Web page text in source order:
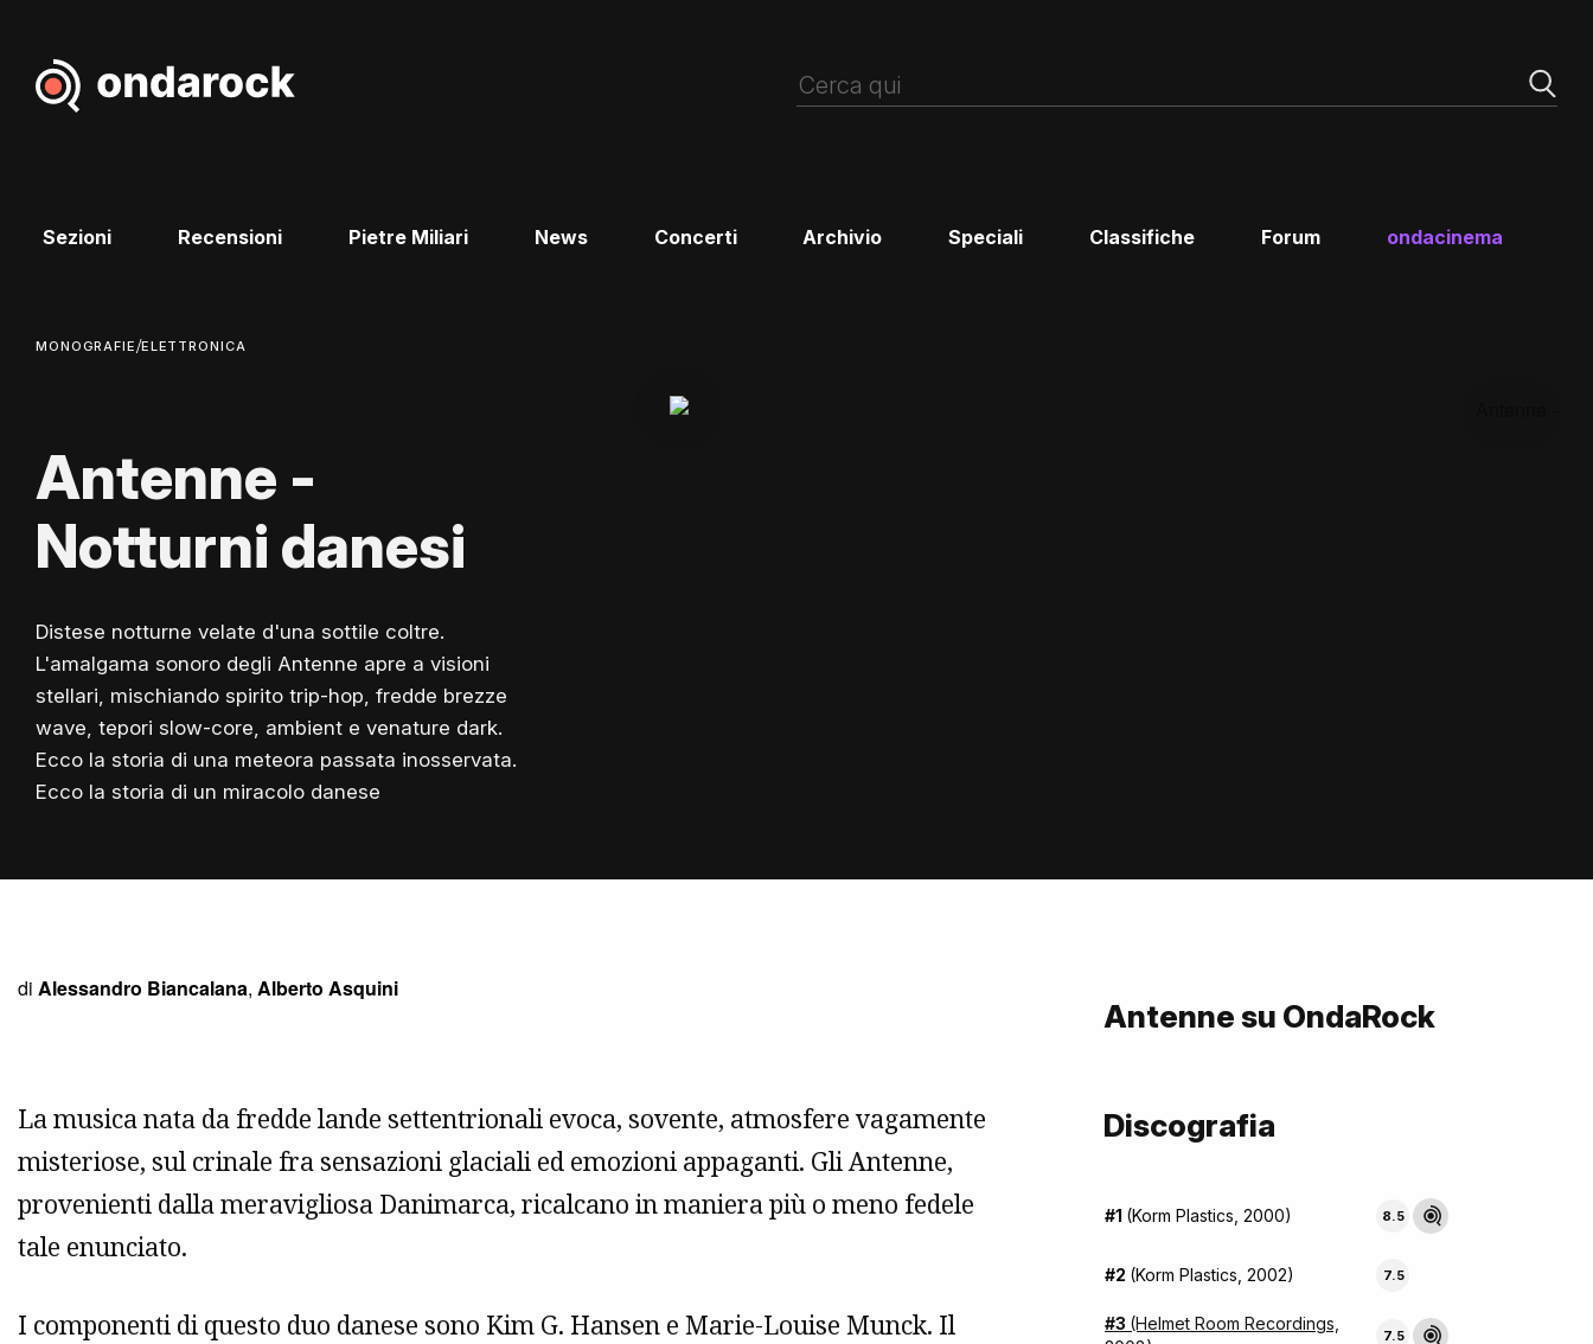
Sezioni Recensioni Pietre Miliari News Concerti Archivio Speciali Classifiche Forum ondacinema
MONOGRAFIE/ELETTRONICA
Antenne -
Notturni danesi
Distese notturne velate d'una sottile coltre.
L'amalgama sonoro degli Antenne apre a visioni
stellari, mischiando spirito trip-hop, fredde brezze
wave, tepori slow-core, ambient e venature dark.
Ecco la storia di una meteora passata inosservata.
Ecco la storia di un miracolo danese
di Alessandro Biancalana, Alberto Asquini
La musica nata da fredde lande settentrionali evoca, sovente, atmosfere vagamente
misteriose, sul crinale fra sensazioni glaciali ed emozioni appaganti. Gli Antenne,
provenienti dalla meravigliosa Danimarca, ricalcano in maniera più o meno fedele
tale enunciato.
I componenti di questo duo danese sono Kim G. Hansen e Marie-Louise Munck. Il
Antenne su OndaRock
Discografia
#1 (Korm Plastics, 2000) 8.5
#2 (Korm Plastics, 2002) 7.5
#3 (Helmet Room Recordings,
7.5